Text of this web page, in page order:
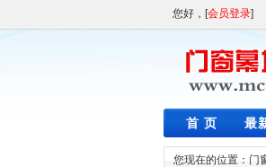
您好，[会员登录]
首 页 最
您现在的位置： 门